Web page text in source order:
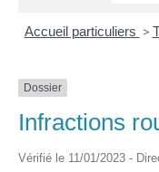
Accueil particuliers >
Dossier
Infractions
Vérifié le 11/01/2023 -